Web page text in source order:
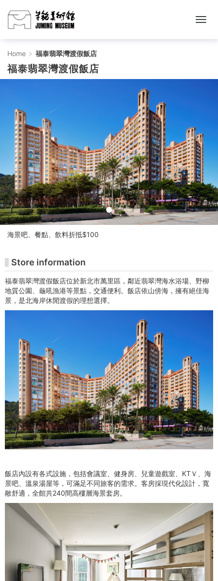
福
泰
翠
灣
渡
假
飯
店
-
밍
미
술
켓
구
매
사
이
Home 福泰翡翠灣渡假飯店
福泰翡翠灣渡假飯店
海景吧、餐點、飲料折抵$100
Store information
福泰翡翠灣渡假飯店位於新北市萬里區，鄰近翡翠灣海水浴場、野柳
地質公園、龜吼漁港等景點，交通便利。飯店依山傍海，擁有絕佳海
景，是北海岸休閒渡假的理想選擇。
飯店內設有各式設施，包括會議室、健身房、兒童遊戲室、KTＶ、海
景吧、溫泉湯屋等，可滿足不同旅客的需求。客房採現代化設計，寬
敞舒適，全館共240間高樓層海景套房。